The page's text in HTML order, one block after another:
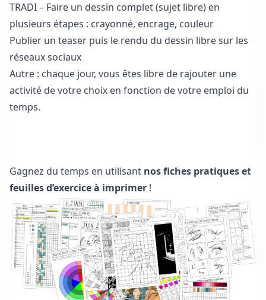
TRADI – Faire un dessin complet (sujet libre) en
plusieurs étapes : crayonné, encrage, couleur
Publier un teaser puis le rendu du dessin libre sur les
réseaux sociaux
Autre : chaque jour, vous êtes libre de rajouter une
activité de votre choix en fonction de votre emploi du
temps.
Gagnez du temps en utilisant nos fiches pratiques et
feuilles d’exercice à imprimer !